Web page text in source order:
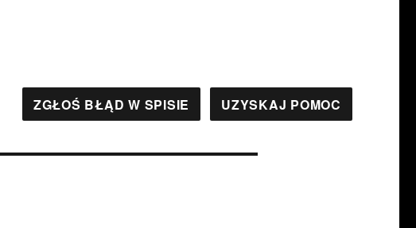
ZGŁOŚ BŁĄD W SPISIE UZYSKAJ POMOC